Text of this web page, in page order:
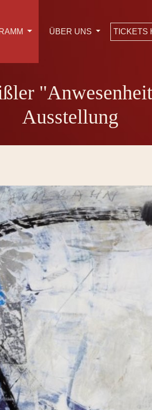
ÜBER UNS TICKETS
Ausstellung